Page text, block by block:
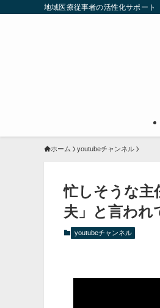
地域医療従事者の活性化サポート
ホーム youtubeチャンネル
忙しそうな主
夫」と言わ
youtubeチャンネル